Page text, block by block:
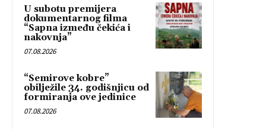
U subotu premijera
dokumentarnog filma
“Sapna između čekića i
nakovnja”
07.08.2026
“Semirove kobre”
obilježile 34. godišnjicu od
formiranja ove jedinice
07.08.2026